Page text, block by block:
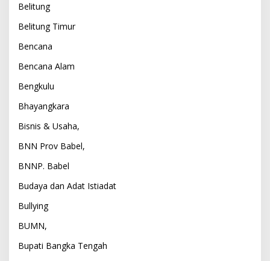
Belitung
Belitung Timur
Bencana
Bencana Alam
Bengkulu
Bhayangkara
Bisnis & Usaha,
BNN Prov Babel,
BNNP. Babel
Budaya dan Adat Istiadat
Bullying
BUMN,
Bupati Bangka Tengah